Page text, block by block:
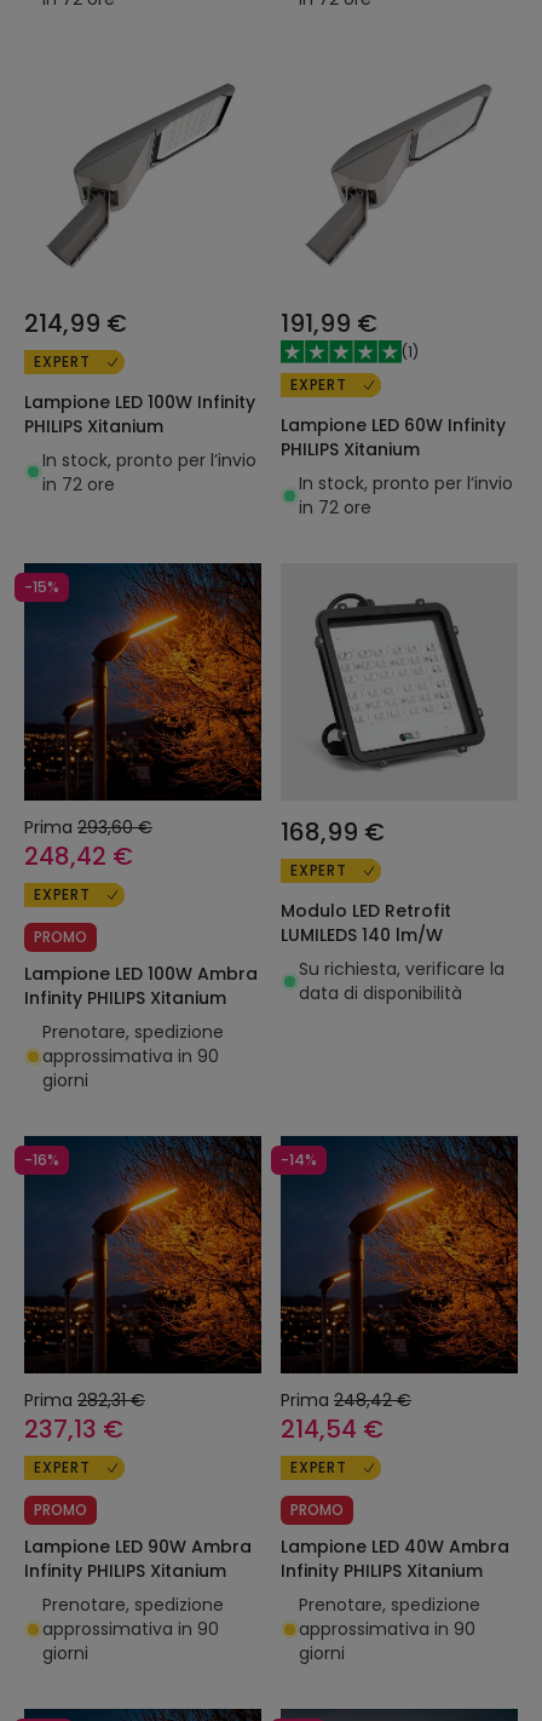
214,99 €
EXPERT
Lampione LED 100W Infinity
PHILIPS Xitanium
In stock, pronto per l’invio
in 72 ore
191,99 €
(1)
EXPERT
Lampione LED 60W Infinity
PHILIPS Xitanium
In stock, pronto per l’invio
in 72 ore
-15%
Prima 293,60 €
248,42 €
EXPERT
PROMO
Lampione LED 100W Ambra
Infinity PHILIPS Xitanium
Prenotare, spedizione
approssimativa in 90
giorni
168,99 €
EXPERT
Modulo LED Retrofit
LUMILEDS 140 lm/W
Su richiesta, verificare la
data di disponibilità
-16%
Prima 282,31 €
237,13 €
EXPERT
PROMO
Lampione LED 90W Ambra
Infinity PHILIPS Xitanium
Prenotare, spedizione
approssimativa in 90
giorni
-14%
Prima 248,42 €
214,54 €
EXPERT
PROMO
Lampione LED 40W Ambra
Infinity PHILIPS Xitanium
Prenotare, spedizione
approssimativa in 90
giorni